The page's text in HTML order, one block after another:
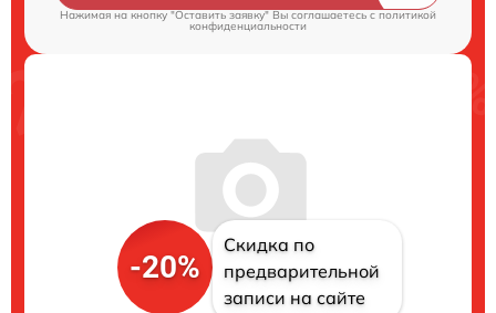
Нажимая на кнопку "Оставить заявку" Вы соглашаетесь c политикой
конфиденциальности
-20%
Скидка по
предварительной
записи на сайте